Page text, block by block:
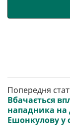
Попередня
Вбачається
нападника на
Ешонкулову у